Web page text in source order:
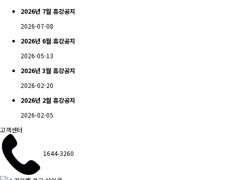
2026년 7월 휴강공지
2026-07-08
2026년 6월 휴강공지
2026-05-13
2026년 3월 휴강공지
2026-02-20
2026년 2월 휴강공지
2026-02-05
고객센터
1644-3260